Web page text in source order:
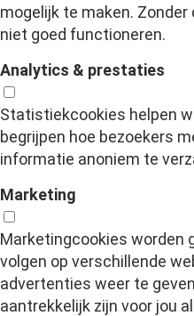
mogelijk te maken.
niet goed functioneren.
Analytics & prestaties
Statistiekcookies helpen
begrijpen hoe bezoekers
informatie anoniem te
Marketing
Marketingcookies worden
volgen op verschillende
advertenties weer te
aantrekkelijk zijn voor jou